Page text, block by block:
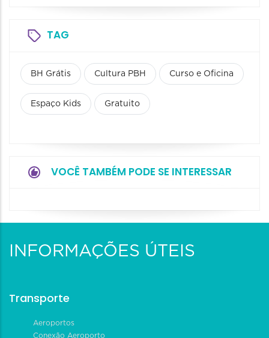
TAG
BH Grátis Cultura PBH Curso e Oficina
Espaço Kids Gratuito
VOCÊ TAMBÉM PODE SE INTERESSAR
INFORMAÇÕES ÚTEIS
Transporte
Aeroportos
Conexão Aeroporto